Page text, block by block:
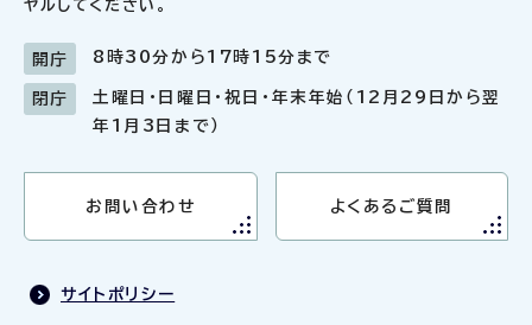
ヤルしてください。
開庁 8時30分から17時15分まで
閉庁
土曜日・日曜日・祝日・年末年始（12月29日から翌
年1月3日まで）
お問い合わせ よくあるご質問
サイトポリシー